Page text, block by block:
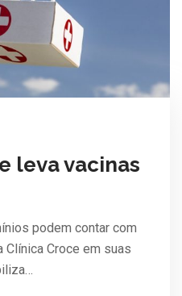
leva vacinas
podem contar com
Clínica Croce em suas